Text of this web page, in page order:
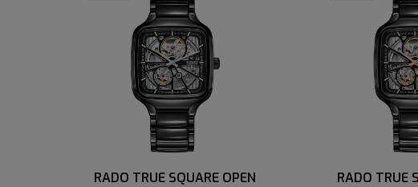
RADO TRUE SQUARE OPEN
RADO TRUE